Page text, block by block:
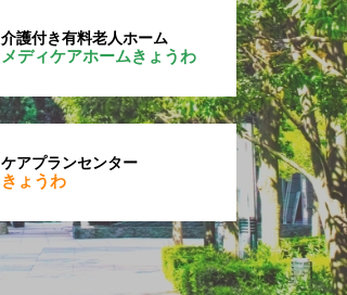
介護付き有料老人ホーム
メディケアホームきょうわ
ケアプランセンター
きょうわ